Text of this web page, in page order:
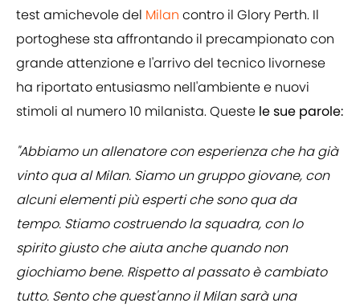
test amichevole del Milan contro il Glory Perth. Il
portoghese sta affrontando il precampionato con
grande attenzione e l'arrivo del tecnico livornese
ha riportato entusiasmo nell'ambiente e nuovi
stimoli al numero 10 milanista. Queste le sue parole:
"Abbiamo un allenatore con esperienza che ha già
vinto qua al Milan. Siamo un gruppo giovane, con
alcuni elementi più esperti che sono qua da
tempo. Stiamo costruendo la squadra, con lo
spirito giusto che aiuta anche quando non
giochiamo bene. Rispetto al passato è cambiato
tutto. Sento che quest'anno il Milan sarà una